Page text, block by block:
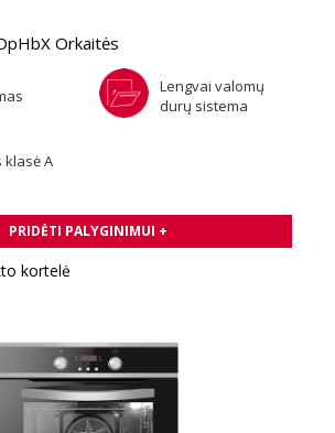
Orkaitės
Lengvai valomų
durų sistema
klasė A
PRIDĖTI PALYGINIMUI +
kortelė